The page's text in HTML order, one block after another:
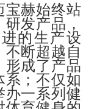
宝赫始终站
发产品，
的生产设
断超越自
形成了产品
系；不仅如
办一系列健